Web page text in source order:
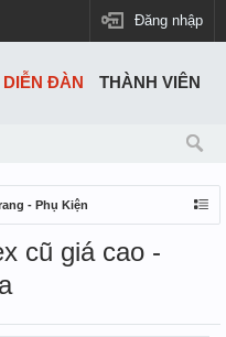
Đăng nhập
- Phụ Kiện
cũ giá cao -
DIỄN ĐÀN THÀNH VIÊN